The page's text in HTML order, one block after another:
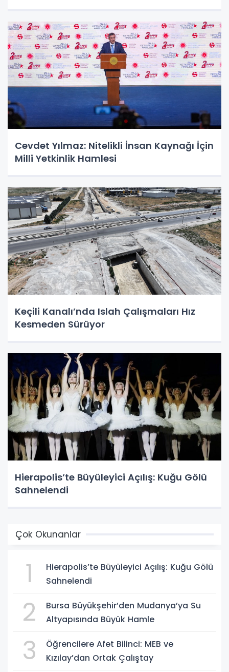
Cevdet Yılmaz: Nitelikli İnsan Kaynağı İçin
Milli Yetkinlik Hamlesi
Keçili Kanalı’nda Islah Çalışmaları Hız
Kesmeden Sürüyor
Hierapolis’te Büyüleyici Açılış: Kuğu Gölü
Sahnelendi
Çok Okunanlar
1
Hierapolis’te Büyüleyici Açılış: Kuğu Gölü
Sahnelendi
2
Bursa Büyükşehir’den Mudanya’ya Su
Altyapısında Büyük Hamle
3
Öğrencilere Afet Bilinci: MEB ve
Kızılay’dan Ortak Çalıştay